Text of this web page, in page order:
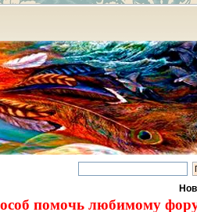
помочь любимому